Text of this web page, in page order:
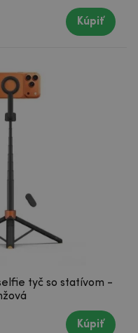
Kúpiť
tyč so statívom -
Kúpiť